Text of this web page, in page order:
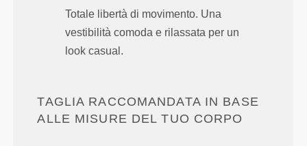
Totale libertà di movimento. Una
vestibilità comoda e rilassata per un
look casual.
TAGLIA RACCOMANDATA IN BASE
ALLE MISURE DEL TUO CORPO